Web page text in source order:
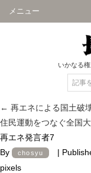
メニュー
いかなる
← 再エネによる国土破
住民運動をつなぐ全国
再エネ発言者7
By
chosyu |
pixels